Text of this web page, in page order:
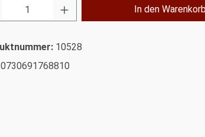
Anzahl: Gib denIn den
10528
0730691768810